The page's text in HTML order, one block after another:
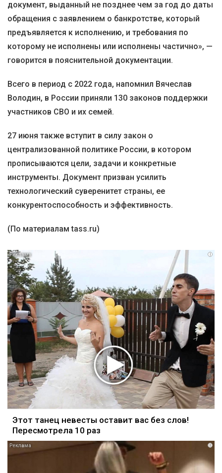
документ, выданный не позднее чем за год до даты
обращения с заявлением о банкротстве, который
предъявляется к исполнению, и требования по
которому не исполнены или исполнены частично», —
говорится в пояснительной документации.
Всего в период с 2022 года, напомнил Вячеслав
Володин, в России приняли 130 законов поддержки
участников СВО и их семей.
27 июня также вступит в силу закон о
централизованной политике России, в котором
прописываются цели, задачи и конкретные
инструменты. Документ призван усилить
технологический суверенитет страны, ее
конкурентоспособность и эффективность.
(По материалам tass.ru)
i
Этот танец невесты оставит вас без слов!
Пересмотрела 10 раз
i